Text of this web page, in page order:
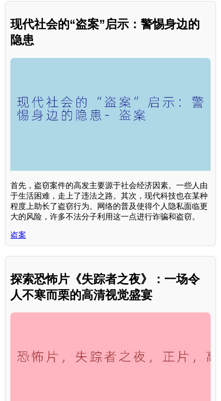
现代社会的“盗案”启示：警惕身边的
隐患
首先，盗窃案件的高发主要源于社会经济因素。一些人由
于生活困难，走上了违法之路。其次，现代科技也在某种
程度上助长了盗窃行为。网络的普及使得个人隐私面临更
大的风险，许多不法分子利用这一点进行诈骗和盗窃。
盗案
探索恐怖片《失踪者之夜》：一场令
人不寒而栗的高清视觉盛宴